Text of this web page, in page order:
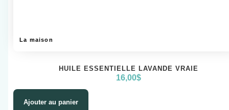
La maison
HUILE ESSENTIELLE LAVANDE VRAIE
16,00$
Ajouter au panier